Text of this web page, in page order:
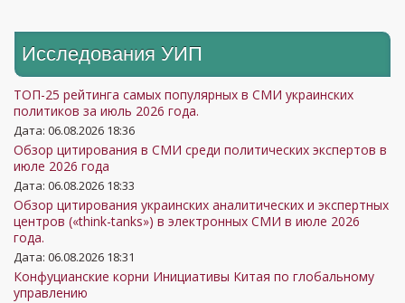
Исследования УИП
ТОП-25 рейтинга самых популярных в СМИ украинских
политиков за июль 2026 года.
Дата: 06.08.2026 18:36
Обзор цитирования в СМИ среди политических экспертов в
июле 2026 года
Дата: 06.08.2026 18:33
Обзор цитирования украинских аналитических и экспертных
центров («think-tanks») в электронных СМИ в июле 2026
года.
Дата: 06.08.2026 18:31
Конфуцианские корни Инициативы Китая по глобальному
управлению